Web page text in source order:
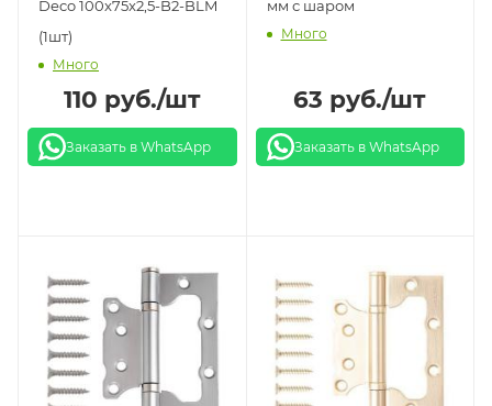
Deco 100x75x2,5-B2-BLM
(1шт)
Много
110 руб./шт
Заказать в WhatsApp
мм с шаром
Много
63 руб./шт
Заказать в WhatsApp